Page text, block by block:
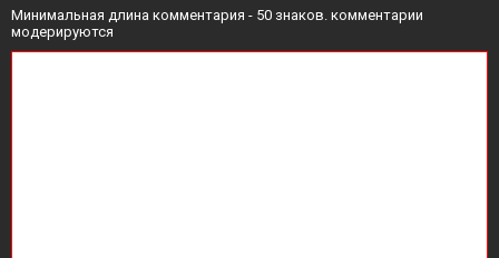
Минимальная длина комментария - 50 знаков. комментарии
модерируются